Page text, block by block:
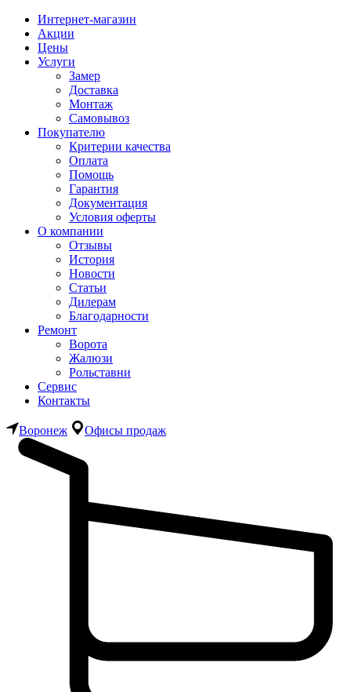
Интернет-магазин
Акции
Цены
Услуги
Замер
Доставка
Монтаж
Самовывоз
Покупателю
Критерии качества
Оплата
Помощь
Гарантия
Документация
Условия оферты
О компании
Отзывы
История
Новости
Статьи
Дилерам
Благодарности
Ремонт
Ворота
Жалюзи
Рольставни
Сервис
Контакты
Воронеж Офисы продаж